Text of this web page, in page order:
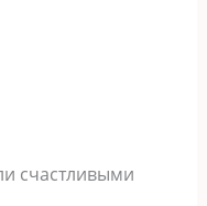
счастливыми